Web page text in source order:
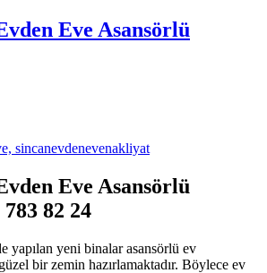
Eve Asansörlü
sincanevdenevenakliyat
Eve Asansörlü
783 82 24
yapılan yeni binalar asansörlü ev
güzel bir zemin hazırlamaktadır. Böylece ev